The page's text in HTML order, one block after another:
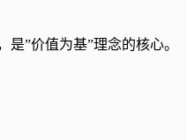
”价值为基”理念的核心。